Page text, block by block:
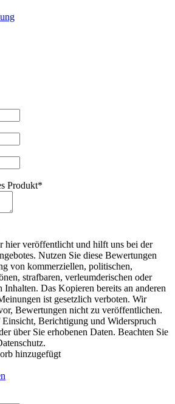
Produkt*
hier veröffentlicht und hilft uns bei der
Nutzen Sie diese Bewertungen
von kommerziellen, politischen,
strafbaren, verleumderischen oder
Inhalten. Das Kopieren bereits an anderen
ist gesetzlich verboten. Wir
Bewertungen nicht zu veröffentlichen.
Einsicht, Berichtigung und Widerspruch
über Sie erhobenen Daten. Beachten Sie
hinzugefügt